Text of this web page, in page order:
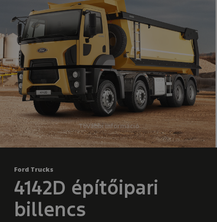
Ford Trucks
4142D építőipari
billencs
További információ